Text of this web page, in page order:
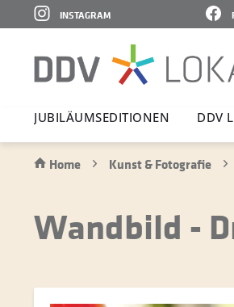
INSTAGRAM
JUBI­LÄ­UMS­E­DI­TIONEN DDV
Home Kunst & Fotografie
Wandbild -